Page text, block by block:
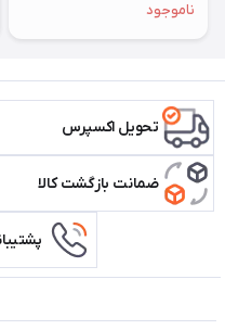
ناموجود
تحویل اکسپرس
ضمانت بازگشت کالا
پشتیبانی ۲۴